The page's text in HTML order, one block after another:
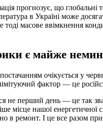
прогнозує, що
в Україні може
масове ввімкнення
є майже
очікується у
фактор — це
не перший день — це так
місце нашої
в ремонт. І це все разом